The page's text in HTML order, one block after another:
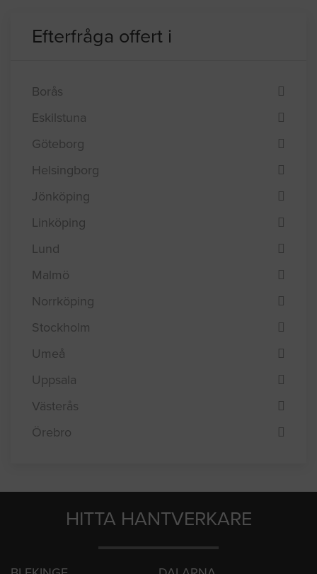
Efterfråga offert i
Borås
Eskilstuna
Göteborg
Helsingborg
Jönköping
Linköping
Lund
Malmö
Norrköping
Stockholm
Umeå
Uppsala
Örebro